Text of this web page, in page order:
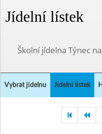
Jídelní lístek
Školní jídelna Týnec
Vybrat jídelnu Jídelní lístek